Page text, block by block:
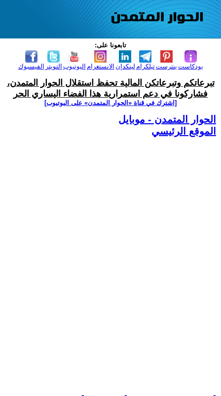
تابعونا على:
الفيسبوك التويتر اليوتيوب الانستغرام لينكدإن تيلكرامبنترست بودكاست
تبرعاتكم وتبرعاتكن المالية تحفظ استقلال الحوار المتمدن،
فشاركونا في دعم استمرارية هذا الفضاء اليساري الحر
[اشترك في قناة ‫«الحوار المتمدن» على اليوتيوب]
الحوار المتمدن - موبايل
الموقع الرئيسي